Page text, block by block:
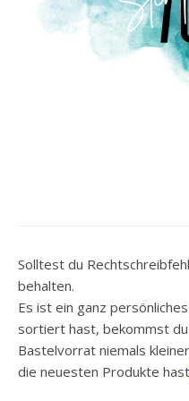
Solltest du
behalten.
Es ist ein ganz
sortiert hast, bekommst
Bastelvorrat niemals
die neuesten Produkte hast